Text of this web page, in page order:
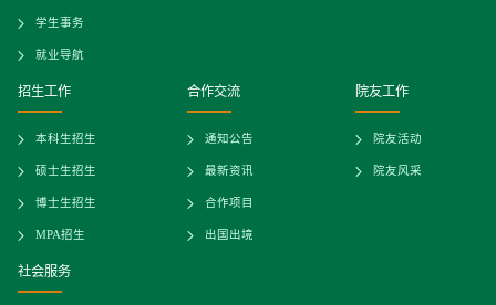
学生事务
就业导航
招生工作
本科生招生
硕士生招生
博士生招生
MPA招生
合作交流
通知公告
最新资讯
合作项目
出国出境
院友工作
院友活动
院友风采
社会服务